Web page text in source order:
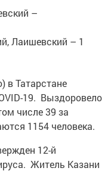
–
Лаишевский – 1
в Татарстане
19. Выздоровело
числе 39 за
1154 человека.
12-й
Житель Казани